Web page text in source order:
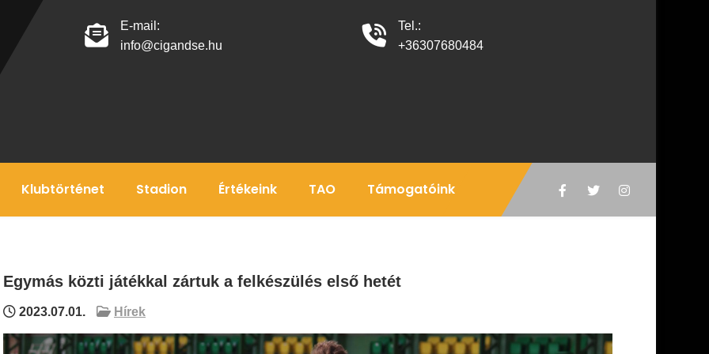
E-mail:
info@cigandse.hu
Tel.:
+36307680484
Klubtörténet Stadion Értékeink TAO Támogatóink
Egymás közti játékkal zártuk a felkészülés első hetét
2023.07.01. Hírek